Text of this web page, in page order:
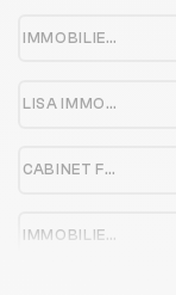
IMMOBILIERE PATRIMOINE ET FINANCES - I.P.F SYNEO - SYNEO
LISA IMMOBILIER
CABINET FERGAN
IMMOBILIERE DE LA PAIX